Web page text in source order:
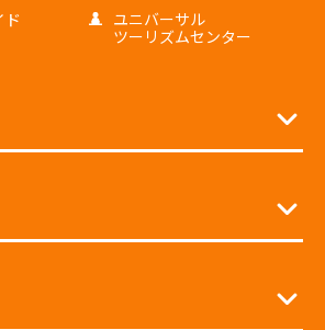
ド
ユニバーサル
ツーリズムセンター